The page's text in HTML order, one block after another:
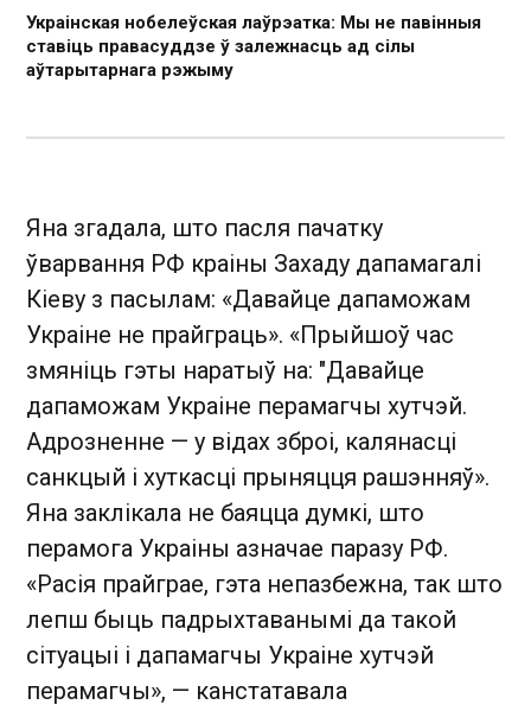
Украінская нобелеўская лаўрэатка: Мы не павінныя
ставіць правасуддзе ў залежнасць ад сілы
аўтарытарнага рэжыму
Яна згадала, што пасля пачатку
ўварвання РФ краіны Захаду дапамагалі
Кіеву з пасылам: «Давайце дапаможам
Украіне не прайграць». «Прыйшоў час
змяніць гэты наратыў на: "Давайце
дапаможам Украіне перамагчы хутчэй.
Адрозненне — у відах зброі, калянасці
санкцый і хуткасці прыняцця рашэнняў».
Яна заклікала не баяцца думкі, што
перамога Украіны азначае паразу РФ.
«Расія прайграе, гэта непазбежна, так што
лепш быць падрыхтаванымі да такой
сітуацыі і дапамагчы Украіне хутчэй
перамагчы», — канстатавала